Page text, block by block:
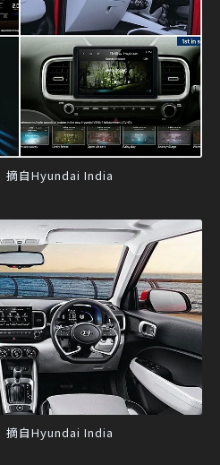
摘自Hyundai India
摘自Hyundai India